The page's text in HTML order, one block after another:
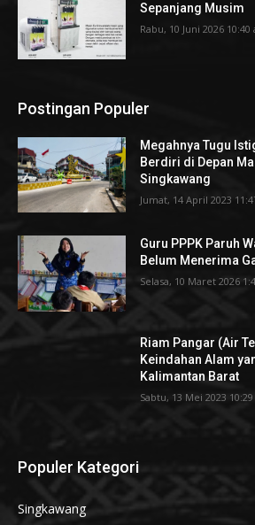
Sepanjang Musim
Rabu, 10 Juni 2026 10:40
Postingan Populer
Megahnya Tugu
Berdiri di Depan
Singkawang
Jumat, 14 April 2023
Guru PPPK Paruh
Belum Menerima
Selasa, 10 Maret 2026
Riam Pangar (Air
Keindahan Alam
Kalimantan Barat
Sabtu, 13 Mei 2023
Populer Kategori
Singkawang